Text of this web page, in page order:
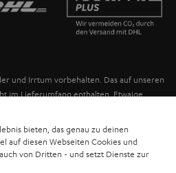
und Irrtum vorbehalten. Das auf unseren
im Lieferumfang enthalten. Etwaige
sind im Preis inbegriffen.
- All rights reserved.
bieten, das genau zu deinen
auf diesen Webseiten Cookies und
von Dritten - und setzt Dienste zur